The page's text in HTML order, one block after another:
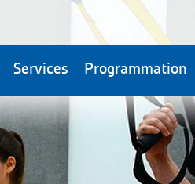
Services Programmation